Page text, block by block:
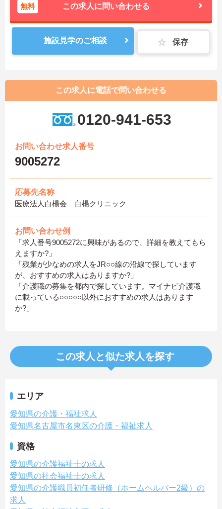
無料 この求人に問い合わせる
施設見学のご相談 保存
この求人に電話で問い合わせる
0120-941-653
お問い合わせ求人番号
9005272
応募先名称
医療法人白楊会 白楊クリニック
お問い合わせ例
「求人番号9005272に興味があるので、詳細を教えてもら
えますか?」
「残業が少なめの求人をJR○○線の沿線で探しています
が、おすすめの求人はありますか?」
「介護職の募集を都内で探しています。マイナビ介護職
に載っている○○○○○以外におすすめの求人はあります
か?」
この求人と似た求人を探す
エリア
愛知県の介護・福祉求人
愛知県名古屋市名東区の介護・福祉求人
資格
愛知県の介護福祉士の求人
愛知県の社会福祉士の求人
愛知県の介護職員初任者研修（ホームヘルパー2級）の
求人